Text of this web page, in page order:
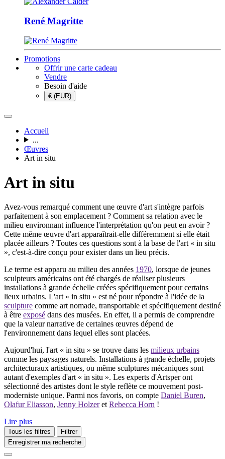
René Magritte
Promotions
Offrir une carte cadeau
Vendre
Besoin d'aide
€ (EUR)
Accueil
...
Œuvres
Art in situ
Art in situ
Avez-vous remarqué comment une œuvre d'art s'intègre parfois
parfaitement à son emplacement ? Comment sa relation avec le
milieu environnant influence l'interprétation qu'on peut en avoir ?
Cette même œuvre d'art apparaîtrait-elle différemment si elle était
placée ailleurs ? Toutes ces questions sont à la base de l'art « in situ
», c'est-à-dire conçu pour exister dans un lieu précis.
Le terme est apparu au milieu des années 1970, lorsque de jeunes
sculpteurs américains ont été chargés de réaliser plusieurs
installations à grande échelle créées spécifiquement pour certains
lieux urbains. L'art « in situ » est né pour répondre à l'idée de la
sculpture comme art nomade, transportable et spécifiquement destiné
à être exposé dans des musées. En effet, il a permis de comprendre
que la valeur narrative de certaines œuvres dépend de
l'environnement dans lequel elles sont placées.
Aujourd'hui, l'art « in situ » se trouve dans les milieux urbains
comme les paysages naturels. Installations à grande échelle, projets
architecturaux artistiques, ou même sculptures mécaniques sont
autant d'exemples d'art « in situ ». Les experts d'Artsper ont
sélectionné des artistes dont le style reflète ce mouvement post-
moderniste unique. Parmi nos favoris, on compte Daniel Buren,
Olafur Eliasson, Jenny HolzeretRebecca Horn !
Lire plus
Tous les filtres
Filtrer
Enregistrer ma recherche